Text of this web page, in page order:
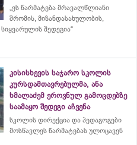
„ეს წარმატება მრავალწლიანი
შრომის, მიზანდასახულობის,
სიყვარულის შედეგია“
კისისხევის საჯარო სკოლის
კურსდამთავრებულმა, ანა
ხმალაძემ ეროვნულ გამოცდებზე
საამაყო შედეგი აჩვენა
სკოლის დირექცია და პედაგოგები
მოსწავლეს წარმატებას ულოცავენ